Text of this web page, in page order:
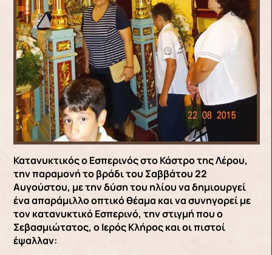
Κατανυκτικός ο Εσπερινός στο Κάστρο της Λέρου,
την παραμονή το βράδι του Σαββάτου 22
Αυγούστου, με την δύση του ηλίου να δημιουργεί
ένα απαράμιλλο οπτικό θέαμα και να συνηγορεί με
τον κατανυκτικό Εσπερινό, την στιγμή που ο
Σεβασμιώτατος, ο Ιερός Κλήρος και οι πιστοί
έψαλλαν: